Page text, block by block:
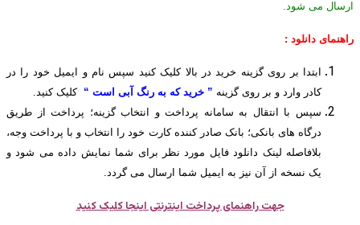
ارسال می شود.
راهنمای دانلود :
ابتدا بر روی گزینه خرید در بالا کلیک کنید سپس نام و ایمیل خود را در
کادر وارد و بر روی گزینه ” خرید که به رنگ آبی است “ کلیک کنید.
سپس با انتقال به سامانه پرداخت و انتخاب گزینه؛ پرداخت از طریق
درگاه های بانکی؛ بانک صادر کننده کارت خود را انتخاب و با پرداخت وجه،
بلافاصله لینک دانلود فایل مورد نظر برای شما نمایش داده می شود و
یک نسخه از آن نیز به ایمیل شما ارسال می گردد.
جهت راهنمای پرداخت اینترنتی اینجا کلیک کنید